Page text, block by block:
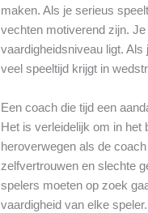
maken. Als je serieus
vechten motiverend zijn.
vaardigheidsniveau ligt.
veel speeltijd krijgt in
Een coach die tijd een
Het is verleidelijk om in het
heroverwegen als de
zelfvertrouwen en slechte
spelers moeten op zoek
vaardigheid van elke